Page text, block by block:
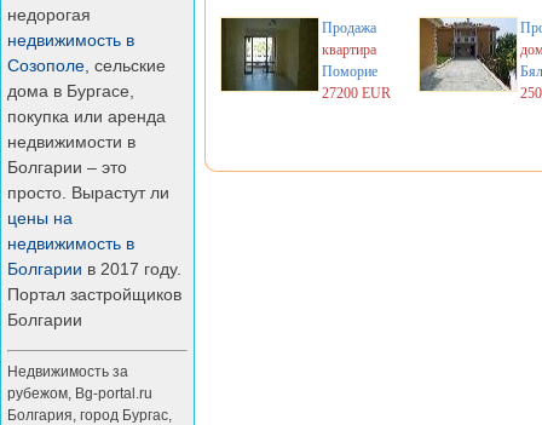
недорогая
недвижимость в
Созополе , сельские
дома в Бургасе,
покупка или аренда
недвижимости в
Болгарии – это
просто. Вырастут ли
цены на
недвижимость в
Болгарии в 2017 году.
Портал застройщиков
Болгарии
Недвижимость за
рубежом, Bg-portal.ru
Болгария, город Бургас,
Продажа
квартира
Поморие
27200 EUR